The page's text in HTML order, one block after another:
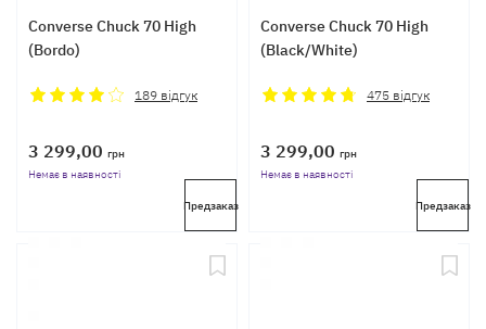
Converse Chuck 70 High
(Bordo)
189 відгук
3 299,00 грн
Немає в наявності
Предзаказ
Converse Chuck 70 High
(Black/White)
475 відгук
3 299,00 грн
Немає в наявності
Предзаказ